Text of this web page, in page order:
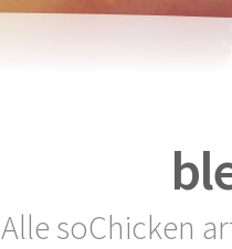
Alle soChicken